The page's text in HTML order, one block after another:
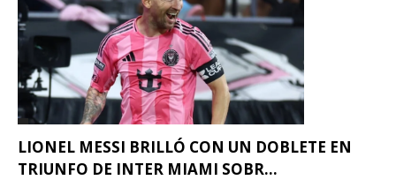
LIONEL MESSI BRILLÓ CON UN DOBLETE EN
TRIUNFO DE INTER MIAMI SOBR...